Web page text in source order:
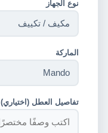
نوع الجهاز
الماركة
تفاصيل العطل (اختياري)